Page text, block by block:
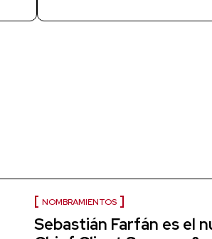
NOMBRAMIENTOS
Sebastián Farfán es el